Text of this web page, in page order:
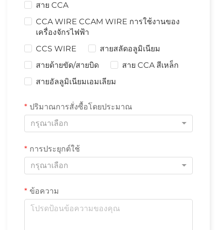
สาย CCA
CCA WIRE CCAM WIRE การใช้งานของ
เครื่องจักรไฟฟ้า
CCS WIRE
สายสลัดอลูมิเนียม
สายด้ายขัด/สายบิด
สาย CCA สีเหล็ก
สายอัลลูมิเนียมเอมเลียม
ปริมาณการสั่งซื้อโดยประมาณ
กรุณาเลือก
การประยุกต์ใช้
กรุณาเลือก
ข้อความ